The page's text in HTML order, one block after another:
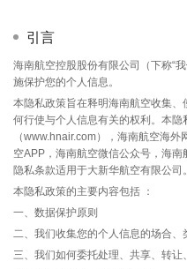
引言
海南航空控股股份有限公司（下称“
施保护您的个人信息。
本隐私政策旨在释明海南航空收集
何行使与个人信息有关的权利。本
（www.hnair.com），海南航空海
空APP，海南航空微信公众号，海
隐私条款适用于大新华航空有限公司。
本隐私政策的主要内容包括 ：
一、数据保护原则
二、我们收集您的个人信息的场合、
三、我们如何委托处理、共享、转让